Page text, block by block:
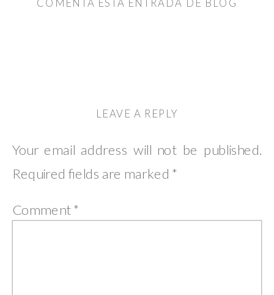
COMENTA ESTA ENTRADA DE BLOG
LEAVE A REPLY
Your email address will not be published.
Required fields are marked *
Comment*